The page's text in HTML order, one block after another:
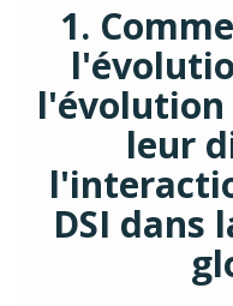
1.
l'évolution
leur
DSI dans